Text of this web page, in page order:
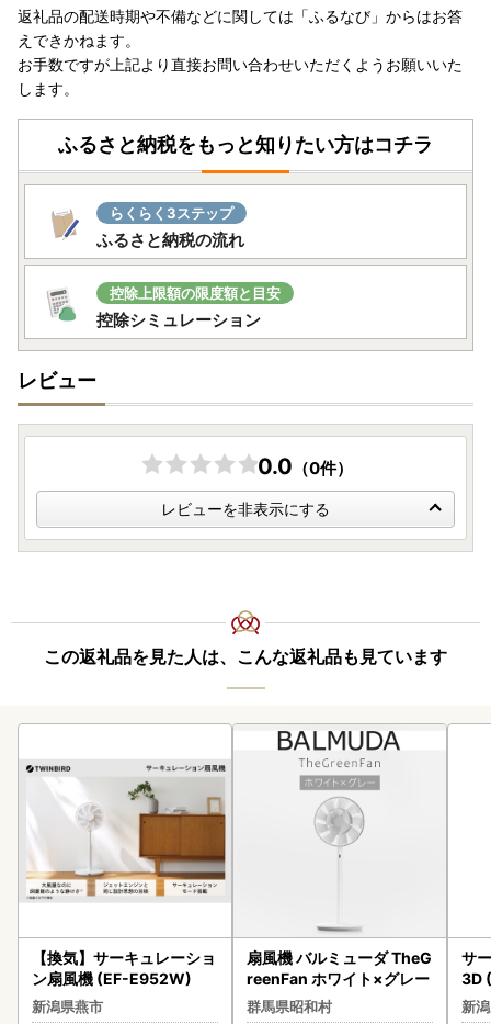
【TBS系日曜劇場「グランメゾン東京」で燕市のカトラリー
が使用されました‼】
2019年に放送されたTBS系日曜劇場「グランメゾン東
京」にて、燕市産のカトラリーが評価され、第4話（2019年
11月10日放送）から、こだわりの主人公のレストランの小道
具として使用されました。
優れたデザイン・品質を有するカトラリーを揃えていますの
で、ぜひご覧ください。
燕市を応援いただいた方に「職人の技」でお返しします。
※「グランメゾン東京」・・・ 主人公のシェフが三ツ星レ
ストランを目指す物語
【お問い合わせ】
燕市役所総務課 ふるさと納税係
電話番号 0256-77-8301 または 0256-94-7120
受付時間 9時00分～17時00分(土曜・日曜・祝日・年末年
始を除く)
住所 〒959-0295 新潟県燕市吉田西太田1934番地
返礼品の配送時期や不備などに関しては「ふるなび」からはお答
えできかねます。
お手数ですが上記より直接お問い合わせいただくようお願いいた
します。
ふるさと納税をもっと知りたい方はコチラ
らくらく3ステップ
ふるさと納税の流れ
控除上限額の限度額と目安
控除シミュレーション
レビュー
0.0 （0件）
レビューを非表示にする
この返礼品を見た人は、こんな返礼品も見ています
【換気】サーキュレーショ
ン扇風機 (EF-E952W)
新潟県燕市
扇風機 バルミューダ TheG
reenFan ホワイト×グレー
群馬県昭和村
サ
3D
新